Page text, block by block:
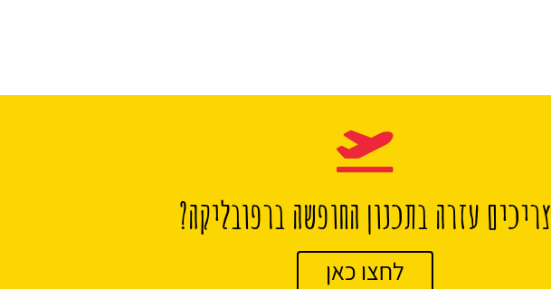
צריכים עזרה בתכנון החופשה ברפובליקה?
לחצו כאן